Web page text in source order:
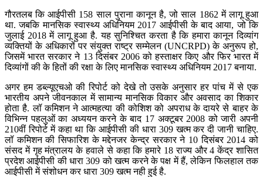
गौरतलब कि आईपीसी 158 साल पुराना कानून है, जो साल 1862 में लागू हुआ
था. जबकि मानसिक स्वास्थ्य अधिनियम 2017 आईपीसी के बाद आया, जो कि
जुलाई 2018 में लागू हुआ है. यह सुनिश्चित करता है कि हमारा कानून दिव्यांग
व्यक्तियों के अधिकारों पर संयुक्त राष्ट्र सम्मेलन (UNCRPD) के अनुरूप हो,
जिसमें भारत सरकार ने 13 दिसंबर 2006 को हस्ताक्षर किए और फिर भारत में
दिव्यांगों की के हितों की रक्षा के लिए मानसिक स्वास्थ्य अधिनियम 2017 बनाया.
अगर हम डब्ल्यूएचओ की रिपोर्ट को देखे तो उसके अनुसार हर पांच में से एक
भारतीय अपने जीवनकाल में सामान्य मानसिक विकार और अवसाद का शिकार
होता है. लॉ कमिशन ने आत्महत्या की कोशिश को अपराध के दायरे से बाहर के
विभिन्न पहलुओं का अध्ययन करने के बाद 17 अक्टूबर 2008 को जारी अपनी
210वीं रिपोर्ट में कहा था कि आईपीसी की धारा 309 खत्म कर दी जानी चाहिए.
लॉ कमिशन की सिफारिश के मद्देनजर केन्द्र सरकार ने 10 दिसंबर 2014 को
संसद में गृह मंत्रालय के हवाले से कहा कि हमारे 18 राज्य और 4 केंद्र शासित
प्रदेश आईपीसी की धारा 309 को खत्म करने के पक्ष में हैं, लेकिन फिलहाल तक
आईपीसी में संशोधन कर धारा 309 खत्म नही हुई है.